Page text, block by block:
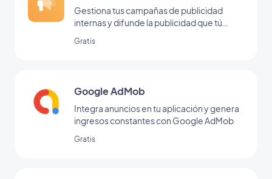
Gestiona tus campañas de publicidad
internas y difunde la publicidad que tú
office
Gratis
Google AdMob
Integra anuncios en tu aplicación y genera
ingresos constantes con Google AdMob
Gratis